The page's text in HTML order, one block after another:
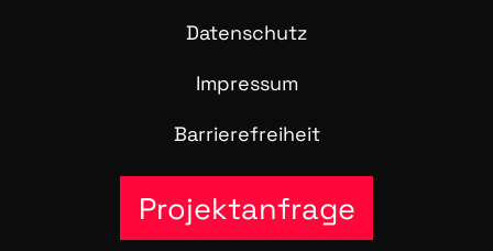
Daten­schutz
Impres­sum
Bar­rie­re­frei­heit
Projektanfrage